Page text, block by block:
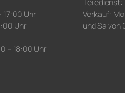
17:00 Uhr
Uhr
– 18:00 Uhr
Teiledienst:
Verkauf:
und Sa von